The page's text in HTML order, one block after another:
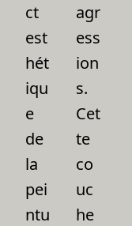
ct
est
hét
iqu
e
de
la
pei
ntu
agr
ess
ion
s.
Cet
te
co
uc
he